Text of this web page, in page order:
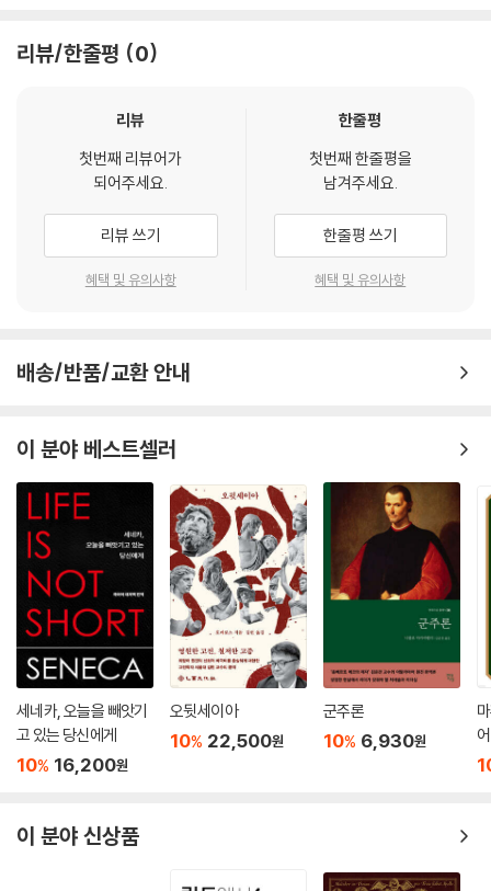
을 단번에 설득할 만한 거창한 권위나 배경은 없을지도 모릅니다. 하지만
를 통해 그간 품어왔던 의문에 작은 실마리를 찾으실 수 있기를 바라기 때
동시에 저희는 이 책이 '처음 읽는 분들'에게도 친절한 길잡이가 되길 소망
하며 작업했습니다. 방대한 주석과 분량에 선뜻 손을 뻗기 어려우시겠지
만, 그 안에는 초심자의 눈높이에서 본문을 보다 명확히 이해할 수 있도록
돕고자 하는 저희의 진심이 담겨 있습니다.
저희의 해석은 기존의 해석과 여러 차이가 있습니다. 그 중 일부를 소개한
1_서문 1장에 등장하는 ‘하산’의 의미에 대하여
기존 해석들은 차라투스트라가 마흔에 산을 내려오는 것을 흔히 40일간
고행을 하던 서른의 예수와 관련 짓곤 합니다. 하지만 나이와 상황의 차이
를 고려할 때, 마흔의 차라투스트라를 서른의 예수와 관련 지으며 하산하
는 차라투스트라를 40일간 고행하는 예수에 대한 패러디로 보기에는 무
리가 있다고 생각합니다. 오히려 니체는 예수를 작중의 차라투스트라보다
미숙한 존재로 표현하기도 하니까요.
2_‘몰락’으로 번역되는 ‘Untergang’을 ‘저물음’으로
저희는 'Untergang'이라는 표현을 기존 해석의 관습적 번역어인 ‘몰락’이
아닌, ‘저물음’으로 새롭게 해석했습니다. 이렇게 해석한 이유는 차라투스
트라가 본문 곳곳에서 태양처럼 저물고 싶다는 의지를 밝히기 때문으로,
이에 따라 저희는 ‘Untergang’이라는 표현을 몰락이 아니라, 삶의 정점을
음'으로 보며 번역하였습니다. 저희는 이러한 점들 뿐만 아니라 본문의 흐
름을 방해하는 사족 같은 주석은 과감히 덜어내고, 오직 독자분들이 니체
의 문장 속으로 더 깊이 침잠할 수 있도록 합리적이면서도 군더더기 없는
리뷰/한줄평 0
리뷰
첫번째 리뷰어가
되어주세요.
리뷰 쓰기
혜택 및 유의사항
한줄평
첫번째 한줄평을
남겨주세요.
한줄평 쓰기
혜택 및 유의사항
배송/반품/교환 안내
이 분야 베스트셀러
세네카, 오늘을 빼앗기
고 있는 당신에게
10% 16,200원
오뒷세이아
10% 22,500원
군주론
10% 6,930원
어
이 분야 신상품